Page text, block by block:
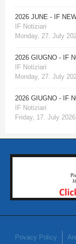
2026 JUNE - IF
IF Notiziari
Monday, 27. July
2026 GIUGNO - IF
IF Notiziari
Monday, 27. July
2026 GIUGNO - IF
IF Notiziari
Friday, 17. July
Privacy Policy